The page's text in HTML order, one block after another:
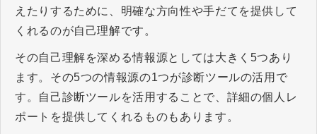
えたりするために、明確な方向性や手だてを提供して
くれるのが自己理解です。
その自己理解を深める情報源としては大きく5つあり
ます。その5つの情報源の1つが診断ツールの活用で
す。自己診断ツールを活用することで、詳細の個人レ
ポートを提供してくれるものもあります。